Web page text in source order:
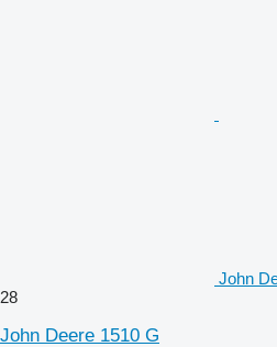
John
28
John Deere 1510 G